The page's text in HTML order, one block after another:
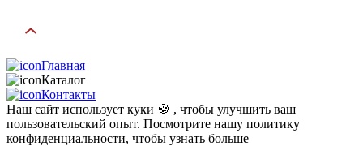
Главная
Каталог
Контакты
Наш сайт использует куки 🍪 , чтобы улучшить ваш
пользовательский опыт. Посмотрите нашу политику
конфиденциальности, чтобы узнать больше